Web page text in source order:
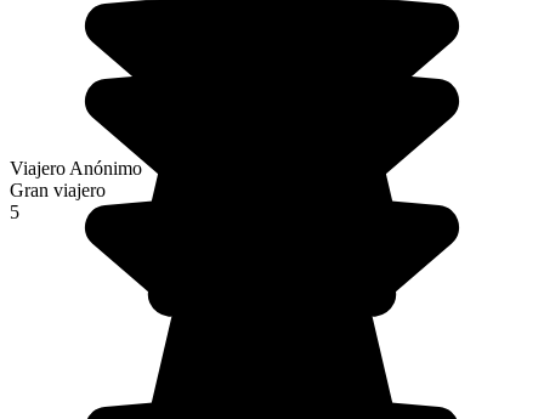
Viajero Anónimo
Gran viajero
5